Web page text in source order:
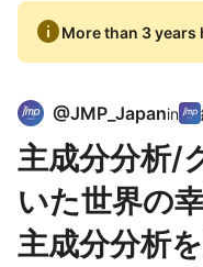
infoMore than 3 years
@JMP_Japanin
主成分分析/
いた世界の
主成分分析